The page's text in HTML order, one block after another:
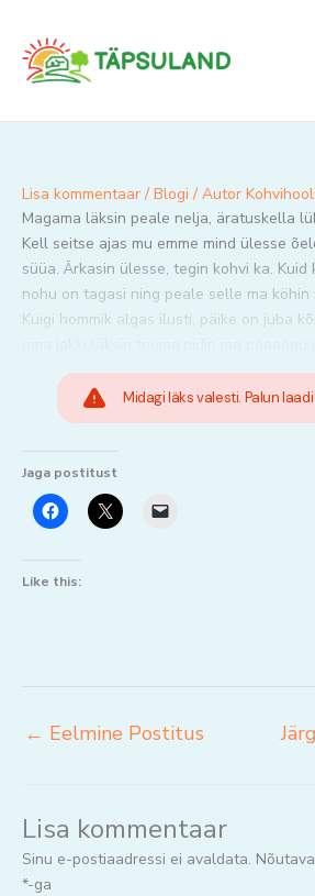
content
Lisa kommentaar / Blogi / Autor
Magama läksin peale nelja, äratuskella
Kell seitse ajas mu emme mind ülesse
süüa. Ärkasin ülesse, tegin kohvi ka.
nohu on tagasi ning peale selle ma köhin
Kuigi hommik algas ilusti, päike on juba
Midagi läks valesti. Palun
Jaga postitust
Like this:
← Eelmine Postitus
Lisa kommentaar
Sinu e-postiaadressi ei avaldata.
*-ga